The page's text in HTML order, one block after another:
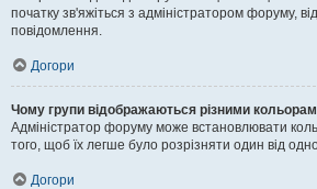
початку зв'яжіться з адміністратором форуму,
повідомлення.
Догори
Чому групи відображаються різними
Адміністратор форуму може встановлювати
того, щоб їх легше було розрізняти один від
Догори